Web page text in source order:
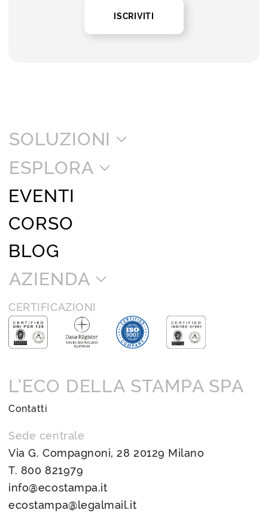
ISCRIVITI
SOLUZIONI
ESPLORA
EVENTI
CORSO
BLOG
AZIENDA
CERTIFICAZIONI
L’ECO DELLA STAMPA SPA
Contatti
Sede centrale
Via G. Compagnoni, 28 20129 Milano
T. 800 821979
info@ecostampa.it
ecostampa@legalmail.it